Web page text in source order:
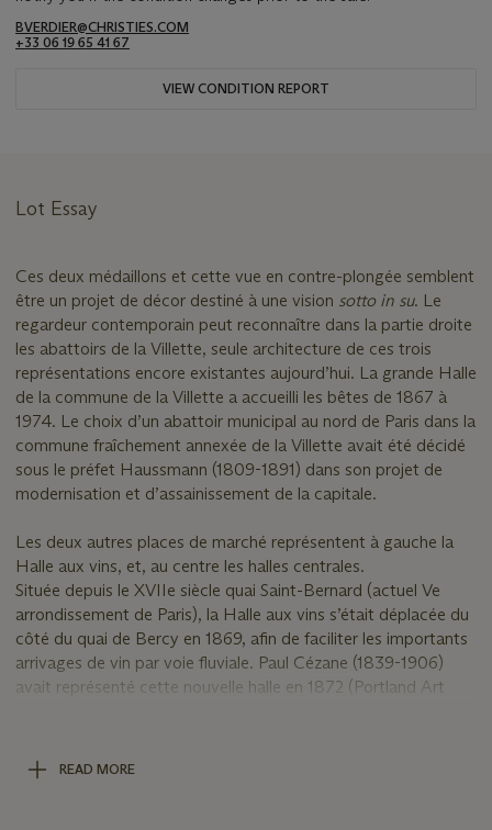
BVERDIER@CHRISTIES.COM
+33 06 19 65 41 67
VIEW CONDITION REPORT
Lot Essay
Ces deux médaillons et cette vue en contre-plongée semblent
être un projet de décor destiné à une vision sotto in su. Le
regardeur contemporain peut reconnaître dans la partie droite
les abattoirs de la Villette, seule architecture de ces trois
représentations encore existantes aujourd’hui. La grande Halle
de la commune de la Villette a accueilli les bêtes de 1867 à
1974. Le choix d’un abattoir municipal au nord de Paris dans la
commune fraîchement annexée de la Villette avait été décidé
sous le préfet Haussmann (1809-1891) dans son projet de
modernisation et d’assainissement de la capitale.
Les deux autres places de marché représentent à gauche la
Halle aux vins, et, au centre les halles centrales.
Située depuis le XVIIe siècle quai Saint-Bernard (actuel Ve
arrondissement de Paris), la Halle aux vins s’était déplacée du
côté du quai de Bercy en 1869, afin de faciliter les importants
arrivages de vin par voie fluviale. Paul Cézane (1839-1906)
avait représenté cette nouvelle halle en 1872 (Portland Art
dites 'Halles Baltard', construites dans leur forme métallique à
partir de 1857 pour être accompagnées des derniers pavillons
READ MORE